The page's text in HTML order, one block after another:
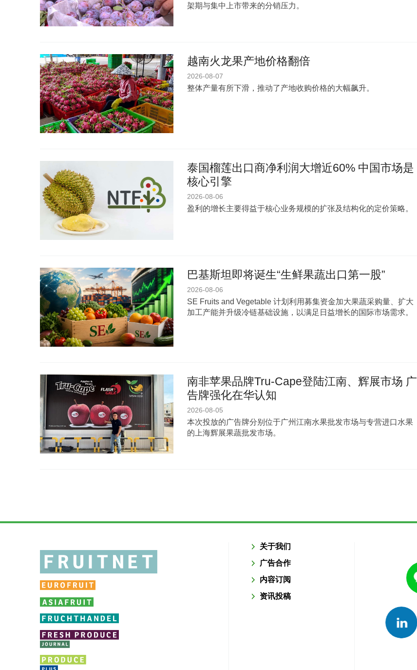
架期与集中上市带来的分销压力。
越南火龙果产地价格翻倍
2026-08-07
整体产量有所下滑，推动了产地收购价格的大幅飙升。
泰国榴莲出口商净利润大增近60% 中国市场是
核心引擎
2026-08-06
盈利的增长主要得益于核心业务规模的扩张及结构化的定价策略。
巴基斯坦即将诞生“生鲜果蔬出口第一股”
2026-08-06
SE Fruits and Vegetable 计划利用募集资金加大果蔬采购量、扩大
加工产能并升级冷链基础设施，以满足日益增长的国际市场需求。
南非苹果品牌Tru-Cape登陆江南、辉展市场 广
告牌强化在华认知
2026-08-05
本次投放的广告牌分别位于广州江南水果批发市场与专营进口水果
的上海辉展果蔬批发市场。
关于我们
广告合作
内容订阅
资讯投稿